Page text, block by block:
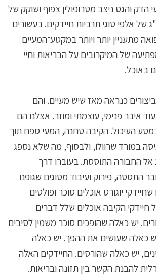
הדק והגס ניצב מטרופולין צפוף ושוקק של
כ-1.5 ק"ג של אלפי סוגי תרביות חיידקים. בעשורים
מתעניין יותר ויותר במקטע־המעיים
של המיקרובים על הבריאות וחיי
באוכל.
ביצורים כנראה מאז שיש מעיים. והם
איבר פנימי, עוצמתי ומוזר. אצלנו הם
העיכול. הקיבה טחנה, המעי ספח תוך
במורד שרוולו, ולבסוף, מה שלא נספג
אל החבורה התוססת. בעוברו דרך
התססה, פירוק ועיבוד מסוגים שגופנו
יוגורט אוכלים סוכר ופולטים
הקיבה אוכלים שלל דברים
יש כאלה שהופכים סוכר משמין לסיבים
יש כאלה שעושים את ההפך. יש כאלה
יש כאלה שהורסים. החיידקים האלה
להבנת הקשר בין תזונה ובריאות.